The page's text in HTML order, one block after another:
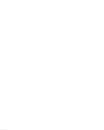
轉至「AFTEE先享後付」
連結，可透過四大超商／
易完成。
面顯示為準，若有關於
請聯繫「AFTEE先享後付